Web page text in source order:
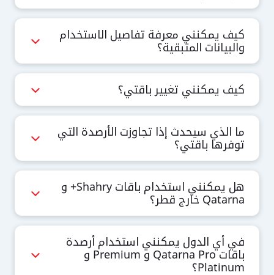
كيف يمكنني معرفة تفاصيل الاستخدام
والبيانات المتبقية؟
كيف يمكنني تغيير باقتي؟
ما الذي سيحدث إذا تجاوزت الأرصدة التي
توفرها باقتي؟
هل يمكنني استخدام باقات Shahry+ و
Qatarna خارج قطر؟
في أي الدول يمكنني استخدام أرصدة
باقات Qatarna Pro و Premium و
Platinum؟